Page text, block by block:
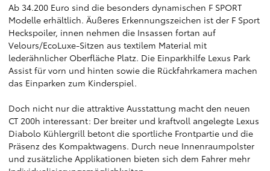
Ab 34.200 Euro sind die besonders dynamischen F SPORT
Modelle erhältlich. Äußeres Erkennungszeichen ist der F Sport
Heckspoiler, innen nehmen die Insassen fortan auf
Velours/EcoLuxe-Sitzen aus textilem Material mit
lederähnlicher Oberfläche Platz. Die Einparkhilfe Lexus Park
Assist für vorn und hinten sowie die Rückfahrkamera machen
das Einparken zum Kinderspiel.
Doch nicht nur die attraktive Ausstattung macht den neuen
CT 200h interessant: Der breiter und kraftvoll angelegte Lexus
Diabolo Kühlergrill betont die sportliche Frontpartie und die
Präsenz des Kompaktwagens. Durch neue Innenraumpolster
und zusätzliche Applikationen bieten sich dem Fahrer mehr